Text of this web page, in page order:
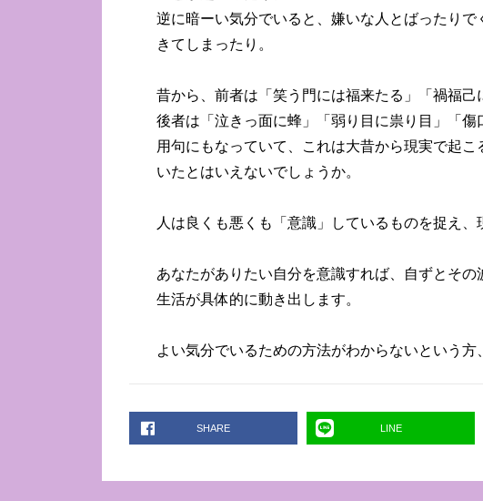
逆に暗ーい気分でいると、嫌いな人とばったり
きてしまったり。
昔から、前者は「笑う門には福来たる」「禍福己
後者は「泣きっ面に蜂」「弱り目に祟り目」「
用句にもなっていて、これは大昔から現実で起
いたとはいえないでしょうか。
人は良くも悪くも「意識」しているものを捉え、
あなたがありたい自分を意識すれば、自ずとそ
生活が具体的に動き出します。
よい気分でいるための方法がわからないという方
SHARE LINE